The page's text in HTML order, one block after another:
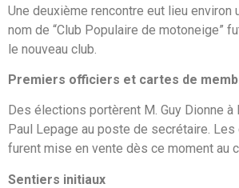
Une deuxième rencontre eut lieu environ
nom de “Club Populaire de motoneige”
le nouveau club.
Premiers officiers et cartes de
Des élections portèrent M. Guy Dionne
Paul Lepage au poste de secrétaire.
furent mise en vente dès ce moment au
Sentiers initiaux